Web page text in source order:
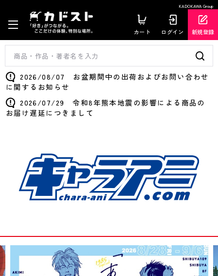
KADOKAWA Group
カート ログイン 新規登録
2026/08/07 お盆期間中の出荷およびお問い合わせ
に関するお知らせ
2026/07/29 令和8年熊本地震の影響による商品の
お届け遅延につきまして